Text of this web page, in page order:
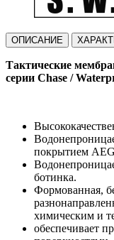
ОПИСАНИЕ
Тактические
серии Chase /
покрытием
ботинка.
Формованная,
химическим и
обеспечивает